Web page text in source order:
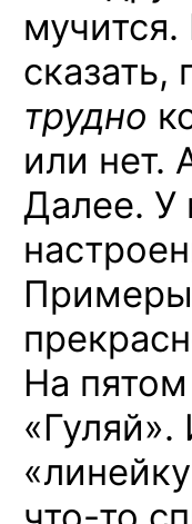
мучится.
трудно
или нет.
Далее. У
На
«Гуляй».